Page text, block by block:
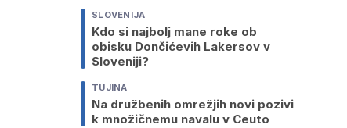
SLOVENIJA
Kdo si najbolj mane roke ob
obisku Dončićevih Lakersov v
Sloveniji?
TUJINA
Na družbenih omrežjih novi pozivi
k množičnemu navalu v Ceuto